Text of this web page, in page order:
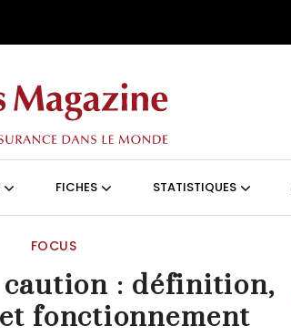
FICHES STATISTIQUES
FOCUS
caution : définition,
fonctionnement